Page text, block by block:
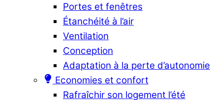
Portes et fenêtres
Étanchéité à l’air
Ventilation
Conception
Adaptation à la perte d’autonomie
Economies et confort
Rafraîchir son logement l’été